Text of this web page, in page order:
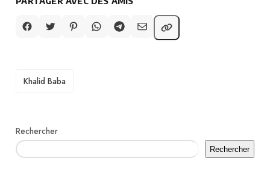
TAGS
Khalid Baba
Rechercher
Rechercher